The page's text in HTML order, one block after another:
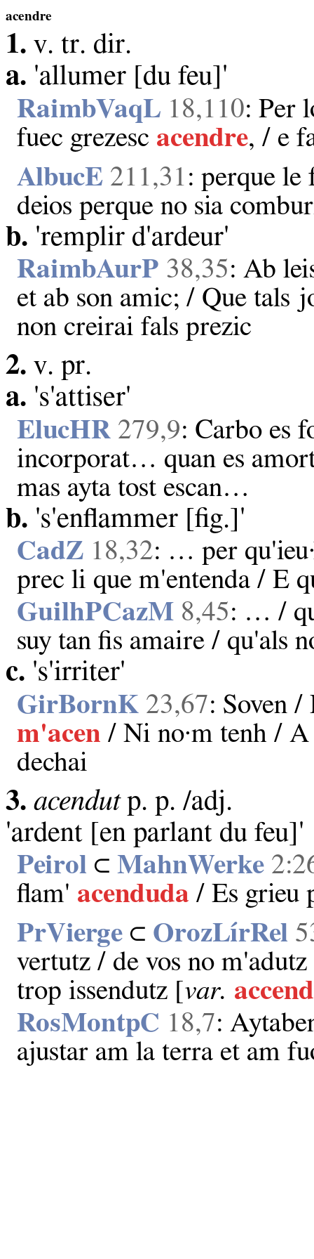
acendre
1. v. tr. dir.
a. 'allumer [du feu]'
RaimbVaqL 18,110: Per
fuec grezesc acendre, / e
AlbucE 211,31 : perque
deios perque no sia
b. 'remplir d'ardeur'
RaimbAurP 38,35: Ab
et ab son amic; / Que tals
non creirai fals prezic
2. v. pr.
a. 's'attiser'
ElucHR 279,9: Carbo es
incorporat… quan es
mas ayta tost escan…
b. 's'enflammer [fig.]'
CadZ 18,32: … per
prec li que m'entenda / E
GuilhPCazM 8,45: … /
suy tan fis amaire / qu'als
c. 's'irriter'
GirBornK 23,67: Soven /
m'acen / Ni no·m tenh / A
dechai
3. acendutp. p. /adj.
'ardent [en parlant du feu]'
Peirol ⊂MahnWerke
flam' acenduda / Es grieu
PrVierge ⊂ OrozLírRel
vertutz / de vos no
trop issendutz [var.
RosMontpC 18,7:
ajustar am la terra et am